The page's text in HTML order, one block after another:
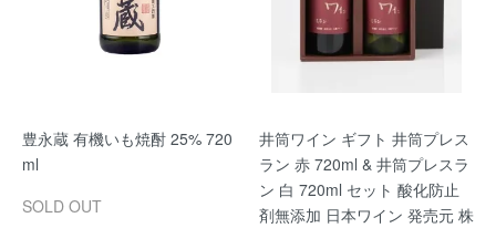
豊永蔵 有機いも焼酎 25% 720
ml
SOLD OUT
井筒ワイン ギフト 井筒プレス
ラン 赤 720ml & 井筒プレスラ
ン 白 720ml セット 酸化防止
剤無添加 日本ワイン 発売元 株